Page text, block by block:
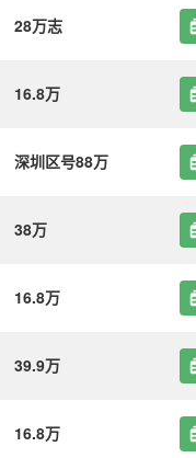
28万志
16.8万
深圳区号88万
38万
16.8万
39.9万
16.8万